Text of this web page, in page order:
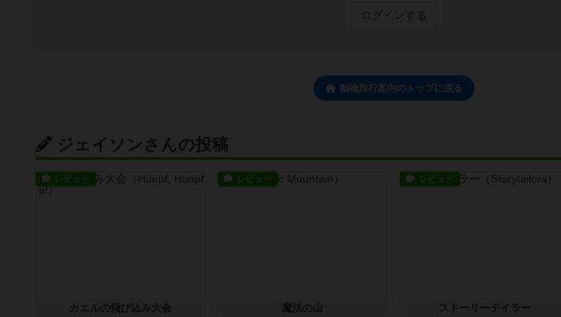
ログインする
動物旅行案内のトップに戻る
ジェイソンさんの投稿
レビュー
カエルの飛び込み大会
レビュー
魔法の山
レビュー
ストーリーテイラー